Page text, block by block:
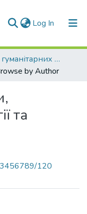
Log In (current)
Факультет гуманітарних та соціальних наук
by Author
та
120